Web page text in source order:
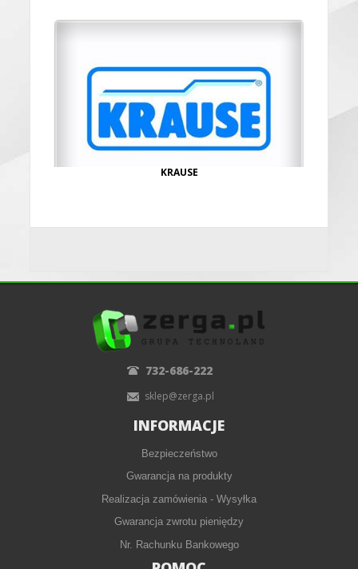
KRAUSE
732-686-222
sklep@zerga.pl
INFORMACJE
Bezpieczeństwo
Gwarancja na produkty
Realizacja zamówienia - Wysyłka
Gwarancja zwrotu pieniędzy
Nr. Rachunku Bankowego